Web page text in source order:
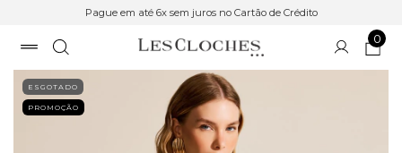
Pague em até 6x sem juros no Cartão de Crédito
0
ESGOTADO
PROMOÇÃO